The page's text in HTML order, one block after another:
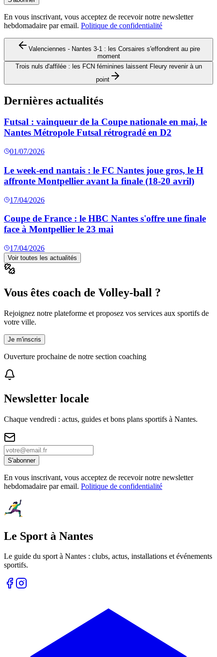
En vous inscrivant, vous acceptez de recevoir notre newsletter
hebdomadaire par email. Politique de confidentialité
Valenciennes - Nantes 3-1 : les Corsaires s'effondrent au pire
moment
Trois nuls d'affilée : les FCN féminines laissent Fleury revenir à un
point
Dernières actualités
Futsal : vainqueur de la Coupe nationale en mai, le
Nantes Métropole Futsal rétrogradé en D2
01/07/2026
Le week-end nantais : le FC Nantes joue gros, le H
affronte Montpellier avant la finale (18-20 avril)
17/04/2026
Coupe de France : le HBC Nantes s'offre une finale
face à Montpellier le 23 mai
17/04/2026
Voir toutes les actualités
Vous êtes coach de Volley-ball ?
Rejoignez notre plateforme et proposez vos services aux sportifs de
votre ville.
Je m'inscris
Ouverture prochaine de notre section coaching
Newsletter locale
Chaque vendredi : actus, guides et bons plans sportifs à Nantes.
S'abonner
En vous inscrivant, vous acceptez de recevoir notre newsletter
hebdomadaire par email. Politique de confidentialité
Le Sport à Nantes
Le guide du sport à Nantes : clubs, actus, installations et événements
sportifs.